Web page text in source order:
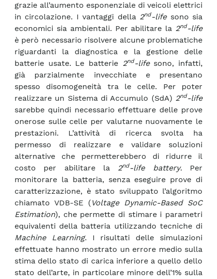
grazie all’aumento esponenziale di veicoli elettrici
in circolazione. I vantaggi della 2nd-lifesono sia
economici sia ambientali. Per abilitare la 2nd-life
è però necessario risolvere alcune problematiche
riguardanti la diagnostica e la gestione delle
batterie usate. Le batterie 2nd-lifesono, infatti,
già parzialmente invecchiate e presentano
spesso disomogeneità tra le celle. Per poter
realizzare un Sistema di Accumulo (SdA) 2nd-life
sarebbe quindi necessario effettuare delle prove
onerose sulle celle per valutarne nuovamente le
prestazioni. L’attività di ricerca svolta ha
permesso di realizzare e validare soluzioni
alternative che permetterebbero di ridurre il
costo per abilitare la 2nd-life battery. Per
monitorare la batteria, senza eseguire prove di
caratterizzazione, è stato sviluppato l’algoritmo
chiamato VDB-SE ( Voltage Dynamic-Based SoC
Estimation), che permette di stimare i parametri
equivalenti della batteria utilizzando tecniche di
Machine Learning. I risultati delle simulazioni
effettuate hanno mostrato un errore medio sulla
stima dello stato di carica inferiore a quello dello
stato dell’arte, in particolare minore dell’1% sulla